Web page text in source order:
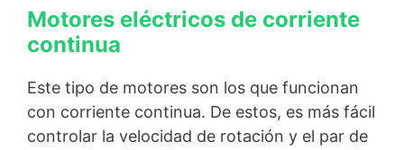
Motores eléctricos de corriente
continua
Este tipo de motores son los que funcionan
con corriente continua. De estos, es más fácil
controlar la velocidad de rotación y el par de